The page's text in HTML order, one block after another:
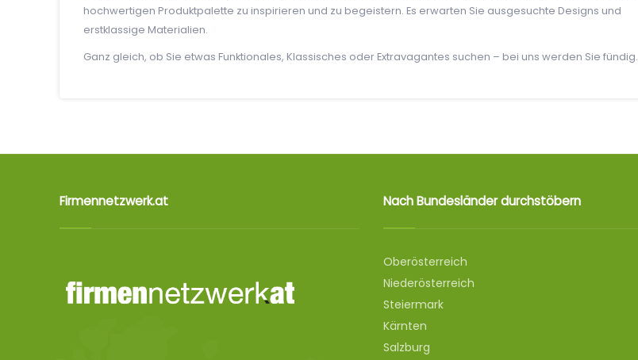
hochwertigen Produktpalette zu inspirieren und zu begeistern. Es erwarten Sie ausgesuchte Designs und
erstklassige Materialien.
Ganz gleich, ob Sie etwas Funktionales, Klassisches oder Extravagantes suchen – bei uns werden Sie fündig.
Firmennetzwerk.at Nach Bundesländer durchstöbern
Oberösterreich
Niederösterreich
Steiermark
Kärnten
Salzburg